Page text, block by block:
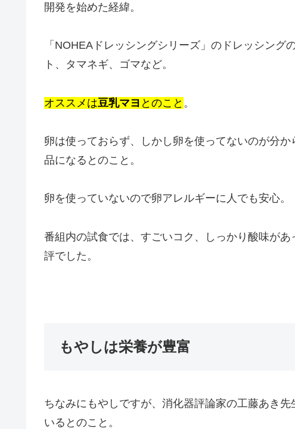
開発を始めた経緯。
「NOHEAドレッシングシリーズ」のドレッシン
ト、タマネギ、ゴマなど。
オススメは豆乳マヨ とのこと 。
卵は使っておらず、しかし卵を使ってないのが分
品になるとのこと。
卵を使っていないので卵アレルギーに人でも安心。
番組内の試食では、すごいコク、しっかり酸味が
評でした。
もやしは栄養が豊富
ちなみにもやしですが、消化器評論家の工藤あき
いるとのこと。